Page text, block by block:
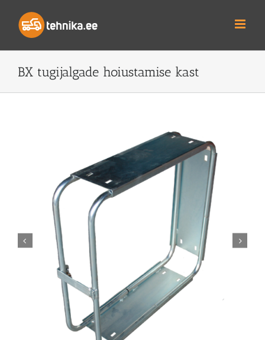
content
BX tugijalgade hoiustamise kast
 